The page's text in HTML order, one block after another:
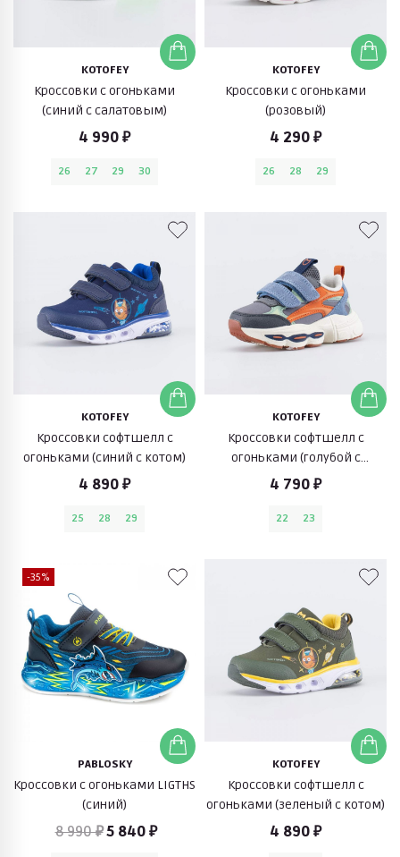
KOTOFEY
Кроссовки с огоньками
(синий с салатовым)
4 990 ₽
26 27 29 30
KOTOFEY
Кроссовки с огоньками
(розовый)
4 290 ₽
26 28 29
KOTOFEY
Кроссовки софтшелл с
огоньками (синий с котом)
4 890 ₽
25 28 29
KOTOFEY
Кроссовки софтшелл с
огоньками (голубой с
оранжевым)
4 790 ₽
22 23
-35%
PABLOSKY
Кроссовки с огоньками LIGTHS
(синий)
8 990 ₽5 840 ₽
KOTOFEY
Кроссовки софтшелл с
огоньками (зеленый с котом)
4 890 ₽